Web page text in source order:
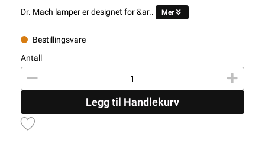
Dr. Mach lamper er designet for &ar.. Mer
Bestillingsvare
Antall
Legg til Handlekurv